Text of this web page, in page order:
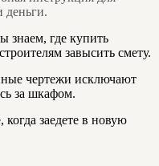
деньги.
знаем, где купить
завысить смету.
чертежи исключают
за шкафом.
когда заедете в новую